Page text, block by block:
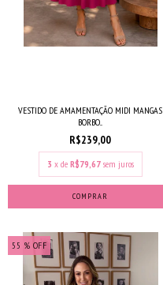
VESTIDO DE AMAMENTAÇÃO MIDI MANGAS
BORBO...
R$239,00
3 x de R$79,67 sem juros
COMPRAR
55 % OFF